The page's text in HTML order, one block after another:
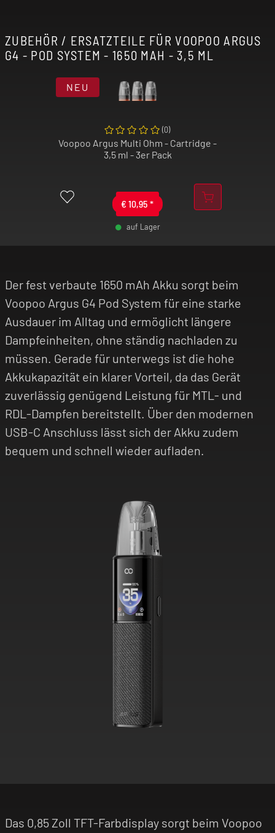
Ob als zuverlässiges Starterset für Umsteiger
oder als leistungsstarkes Zweitgerät für Profis:
ein technisch ausgereiftesPod System
Design und Funktionalität perfekt kombiniert.
ZUBEHÖR / ERSATZTEILE FÜR VOOPOO ARGUS
G4 - POD SYSTEM - 1650 MAH - 3,5 ML
€ 10,95 *
auf Lager
(0)
Voopoo Argus Multi Ohm - Cartridge -
3,5 ml - 3er Pack
NEU
Der fest verbaute 1650 mAh Akku sorgt beim
Voopoo Argus G4 Pod System für eine starke
Ausdauer im Alltag und ermöglicht längere
Dampfeinheiten, ohne ständig nachladen zu
müssen. Gerade für unterwegs ist die hohe
Akkukapazität ein klarer Vorteil, da das Gerät
zuverlässig genügend Leistung für MTL- und
RDL-Dampfen bereitstellt. Über den modernen
USB-C Anschluss lässt sich der Akku zudem
bequem und schnell wieder aufladen.
Das 0,85 Zoll TFT-Farbdisplay sorgt beim Voopoo